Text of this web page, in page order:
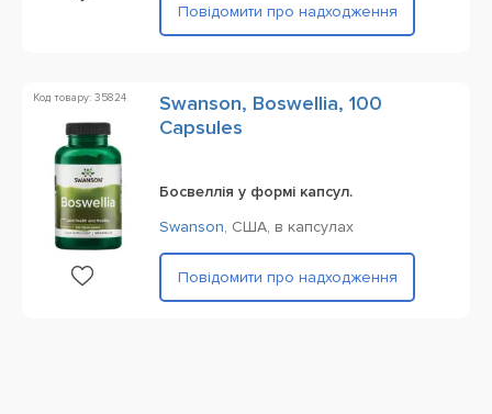
Повідомити про надходження
Код товару: 35824
Swanson, Boswellia, 100
Сapsules
Босвеллія у формі капсул.
Swanson, США, в капсулах
Повідомити про надходження